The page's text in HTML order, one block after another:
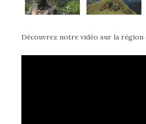
Découvrez notre vidéo sur la région